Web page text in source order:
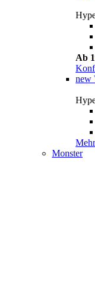
Ab
new
Monster